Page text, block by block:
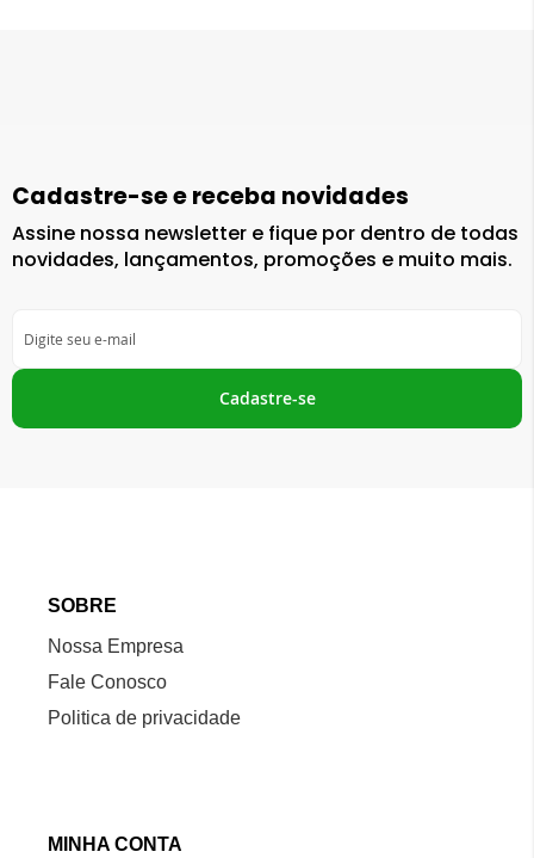
Cadastre-se e receba novidades
Assine nossa newsletter e fique por dentro de todas
novidades, lançamentos, promoções e muito mais.
se
na
Newsletter:
Cadastre-se
SOBRE
Nossa Empresa
Fale Conosco
Politica de privacidade
MINHA CONTA